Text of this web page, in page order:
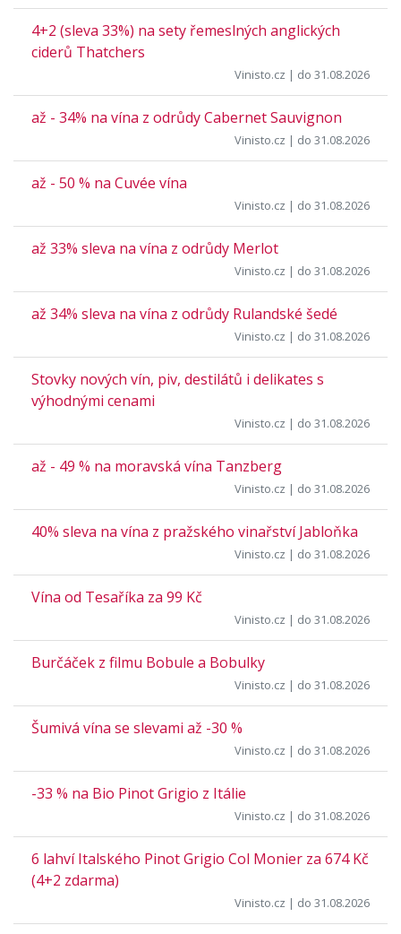
4+2 (sleva 33%) na sety řemeslných anglických
ciderů Thatchers
Vinisto.cz | do 31.08.2026
až - 34% na vína z odrůdy Cabernet Sauvignon
Vinisto.cz | do 31.08.2026
až - 50 % na Cuvée vína
Vinisto.cz | do 31.08.2026
až 33% sleva na vína z odrůdy Merlot
Vinisto.cz | do 31.08.2026
až 34% sleva na vína z odrůdy Rulandské šedé
Vinisto.cz | do 31.08.2026
Stovky nových vín, piv, destilátů i delikates s
výhodnými cenami
Vinisto.cz | do 31.08.2026
až - 49 % na moravská vína Tanzberg
Vinisto.cz | do 31.08.2026
40% sleva na vína z pražského vinařství Jabloňka
Vinisto.cz | do 31.08.2026
Vína od Tesaříka za 99 Kč
Vinisto.cz | do 31.08.2026
Burčáček z filmu Bobule a Bobulky
Vinisto.cz | do 31.08.2026
Šumivá vína se slevami až -30 %
Vinisto.cz | do 31.08.2026
-33 % na Bio Pinot Grigio z Itálie
Vinisto.cz | do 31.08.2026
6 lahví Italského Pinot Grigio Col Monier za 674 Kč
(4+2 zdarma)
Vinisto.cz | do 31.08.2026